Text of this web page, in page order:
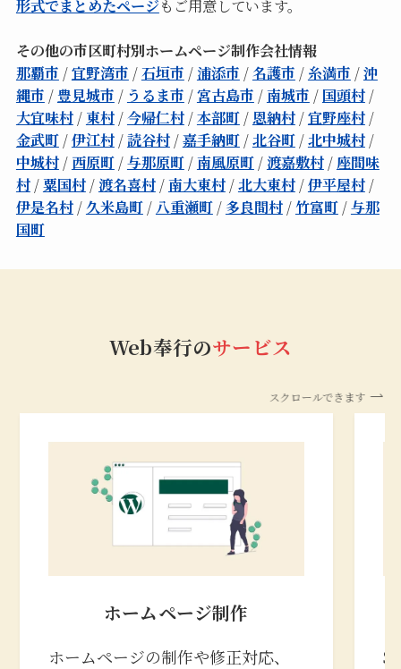
形式でまとめたページもご用意しています。
その他の市区町村別ホームページ制作会社情報
那覇市 /宜野湾市 /石垣市 / 浦添市 /名護市 / 糸満市 /沖
縄市 /豊見城市 / うるま市 /宮古島市 /南城市 / 国頭村/
大宜味村/ 東村/今帰仁村/本部町/ 恩納村/宜野座村/
金武町/伊江村/読谷村/嘉手納町/北谷町/北中城村/
中城村/ 西原町/与那原町/南風原町/ 渡嘉敷村/ 座間味
村/粟国村/ 渡名喜村/南大東村/北大東村/伊平屋村/
伊是名村/久米島町/ 八重瀬町/ 多良間村/竹富町/与那
国町
Web奉行のサービス
スクロールできます
ホームページ制作
ホームページの制作や修正対応、